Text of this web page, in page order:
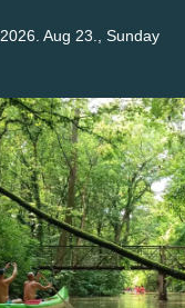
2026. Aug 23., Sunday